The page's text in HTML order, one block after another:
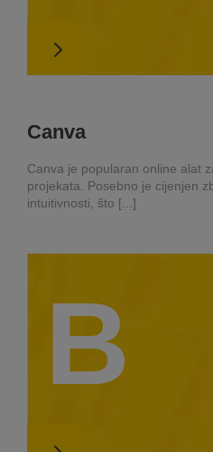
Canva
Canva je popularan online alat
projekata. Posebno je cijenjen
intuitivnosti, što [...]
B